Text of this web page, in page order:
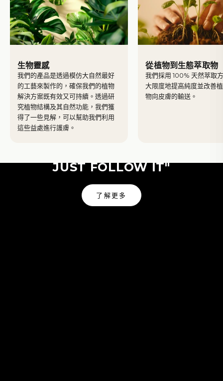
生物靈感
我們的產品是透過模仿大自然最好
的工藝來製作的，確保我們的植物
解決方案既有效又可持續。透過研
究植物結構及其自然功能，我們獲
得了一些見解，可以幫助我們利用
這些益處進行護膚。
從植物到生態萃取物
我們採用 100% 天然萃取
大限度地提高純度並改善
物向皮膚的輸送。
JUST FOLLOW IT"
了解更多